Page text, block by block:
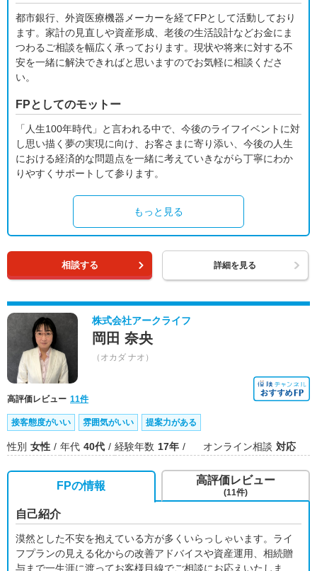
都市銀行、外資医療機器メーカーを経てFPとして活動しており
ます。家計の見直しや資産形成、老後の生活設計などお金にま
つわるご相談を幅広く承っております。現状や将来に対する不
安を一緒に解決できればと思いますのでお気軽に相談くださ
い。
FPとしてのモットー
「人生100年時代」と言われる中で、今後のライフイベントに対
し思い描く夢の実現に向け、お客さまに寄り添い、今後の人生
における経済的な問題点を一緒に考えていきながら丁寧にわか
りやすくサポートして参ります。
もっと見る
相談する 詳細を見る
株式会社アークライフ
岡田 奈央
（オカダ ナオ）
高評価レビュー 11件
接客態度がいい 雰囲気がいい 提案力がある
性別 女性 年代 40代 経験年数 17年 オンライン相談 対応
FPの情報
自己紹介
漠然とした不安を抱えている方が多くいらっしゃいます。ライ
フプランの見える化からの改善アドバイスや資産運用、相続贈
与まで一生涯に渡ってお客様目線でご相談にお応えいたしま
高評価レビュー
(11件)